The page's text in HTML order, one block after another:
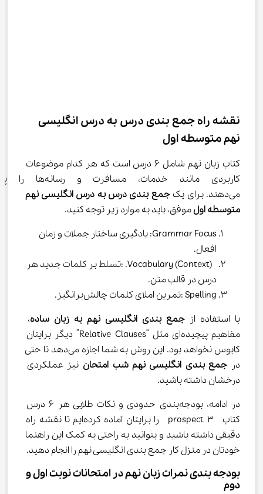
نقشه راه جمع ‌بندی درس به درس انگلیسی
نهم متوسطه اول
کتاب زبان نهم شامل ۶ درس است که هر کدام موضوعات
کاربردی مانند خدمات، مسافرت
می‌دهند. برای یک
جمع ‌بندی درس به درس انگلیسی نهم
متوسطه اول موفق، باید به موارد زیر توجه کنید.
Grammar Focus: یادگیری ساختار جملات و زمان
افعال.
Vocabulary (Context). :تسلط بر کلمات جدید هر
درس در قالب متن.
Spelling :تمرین املای کلمات چالش‌برانگیز.
با استفاده از جمع ‌بندی انگلیسی نهم به زبان ساده
،
مفاهیم پیچیده‌ای مثل “Relative Clauses” دیگر برایتان
کابوس نخواهد بود. این روش به شما اجازه می‌دهد تا حتی
در جمع ‌بندی انگلیسی نهم شب امتحان
نیز عملکردی
درخشان داشته باشید.
در ادامه، بودجه‌بندی حدودی و نکات طلایی هر ۶ درس
کتاب  prospect 3  را برایتان آماده کرده‌ایم تا نقشه راه
دقیقی داشته باشید و بتوانید به راحتی به کمک این راهنما
خودتان در منزل کار جمع بندی انگلیسی نهم را انجام دهید.
بودجه بندی نمرات زبان نهم در امتحانات نوبت اول و
دوم